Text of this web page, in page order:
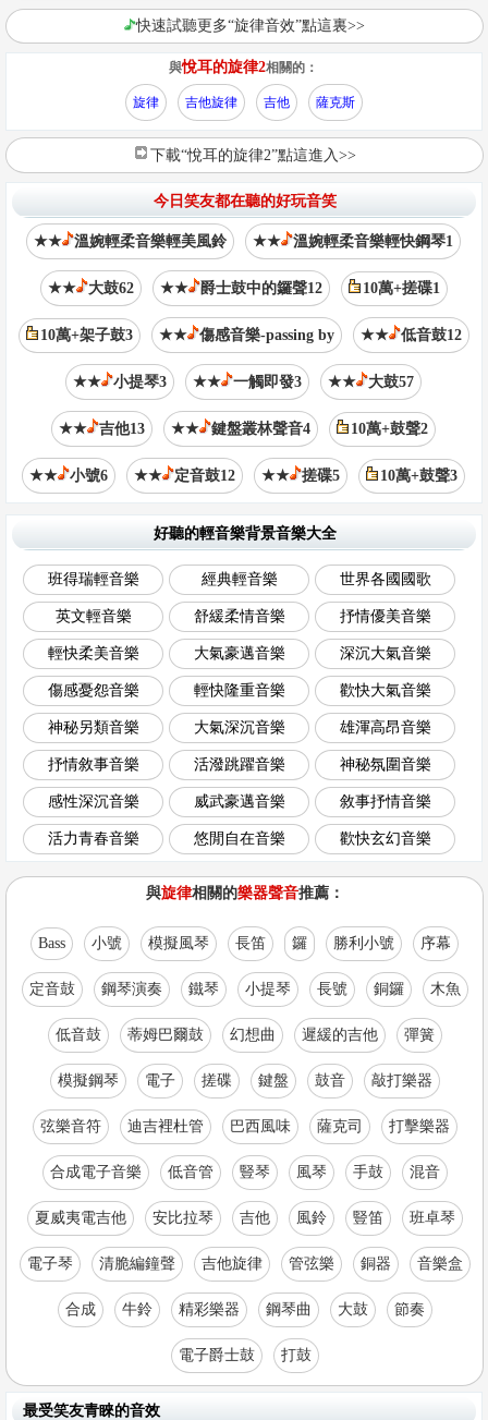
快速試聽更多“旋律音效”點這裏>>
與悅耳的旋律2相關的：
旋律 吉他旋律 吉他 薩克斯
下載“悅耳的旋律2”點這進入>>
今日笑友都在聽的好玩音笑
★★ 溫婉輕柔音樂輕美風鈴 ★★ 溫婉輕柔音樂輕快鋼琴1
★★ 大鼓62 ★★ 爵士鼓中的鑼聲12 10萬+搓碟1
10萬+架子鼓3 ★★ 傷感音樂-passing by ★★ 低音鼓12
★★ 小提琴3 ★★ 一觸即發3 ★★ 大鼓57
★★ 吉他13 ★★ 鍵盤叢林聲音4 10萬+鼓聲2
★★ 小號6 ★★ 定音鼓12 ★★ 搓碟5 10萬+鼓聲3
好聽的輕音樂背景音樂大全
班得瑞輕音樂 經典輕音樂 世界各國國歌
英文輕音樂 舒緩柔情音樂 抒情優美音樂
輕快柔美音樂 大氣豪邁音樂 深沉大氣音樂
傷感憂怨音樂 輕快隆重音樂 歡快大氣音樂
神秘另類音樂 大氣深沉音樂 雄渾高昂音樂
抒情敘事音樂 活潑跳躍音樂 神秘氛圍音樂
感性深沉音樂 威武豪邁音樂 敘事抒情音樂
活力青春音樂 悠閒自在音樂 歡快玄幻音樂
與旋律相關的樂器聲音推薦：
Bass 小號 模擬風琴 長笛 鑼 勝利小號 序幕
定音鼓 鋼琴演奏 鐵琴 小提琴 長號 銅鑼 木魚
低音鼓 蒂姆巴爾鼓 幻想曲 遲緩的吉他 彈簧
模擬鋼琴 電子 搓碟 鍵盤 鼓音 敲打樂器
弦樂音符 迪吉裡杜管 巴西風味 薩克司 打擊樂器
合成電子音樂 低音管 豎琴 風琴 手鼓 混音
夏威夷電吉他 安比拉琴 吉他 風鈴 豎笛 班卓琴
電子琴 清脆編鐘聲 吉他旋律 管弦樂 銅器 音樂盒
合成 牛鈴 精彩樂器 鋼琴曲 大鼓 節奏
電子爵士鼓 打鼓
最受笑友青睞的音效